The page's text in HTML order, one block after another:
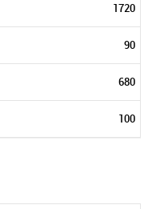
1720
90
680
100